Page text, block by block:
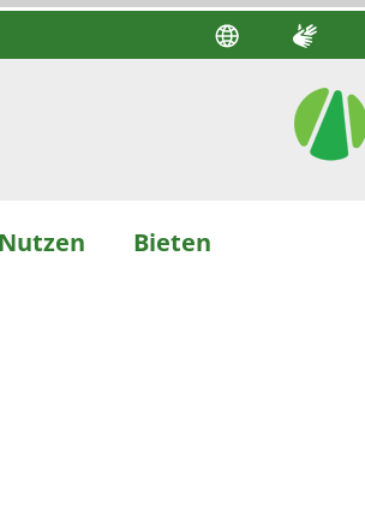
Nutzen Bieten